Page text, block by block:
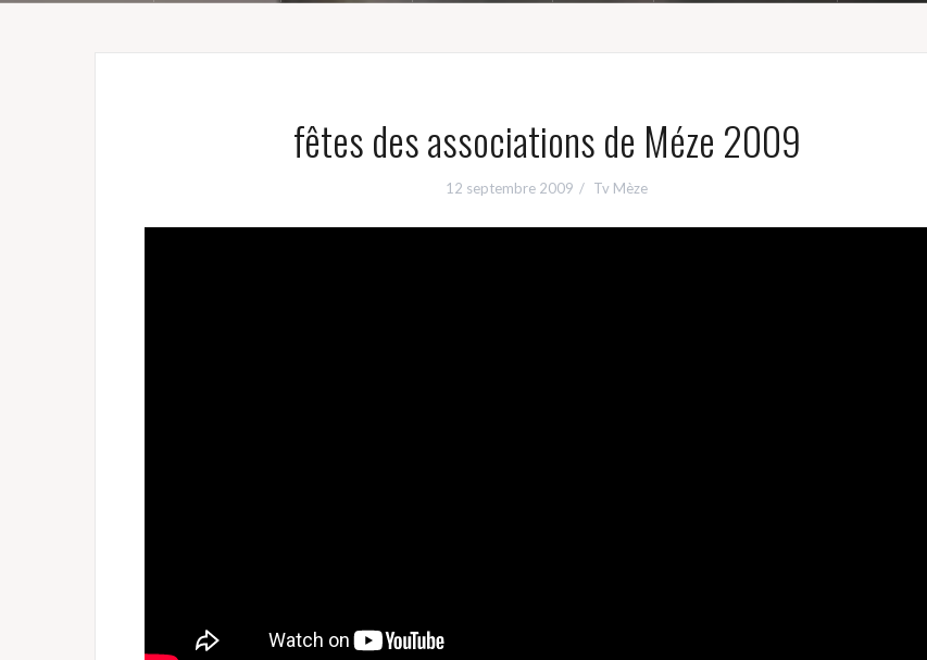
fêtes des associations de Méze 2009
12 septembre 2009 Tv Mèze